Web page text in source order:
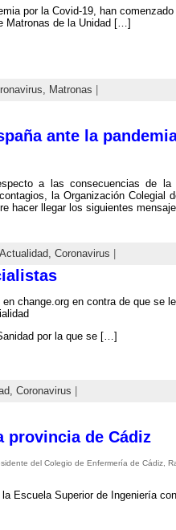
por la Covid-19, han
Matronas de la Unidad […]
Matronas
ante la
a las consecuencias de la
la Organización Colegial
hacer llegar los siguientes
Actualidad, Coronavirus |
change.org en contra de que se
por la que se […]
Coronavirus
provincia de Cádiz
del Colegio de Enfermería de Cádiz,
Escuela Superior de Ingeniería